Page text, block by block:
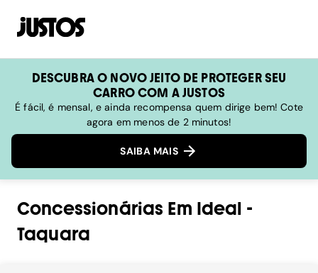
DESCUBRA O NOVO JEITO DE PROTEGER SEU
CARRO COM A JUSTOS
É fácil, é mensal, e ainda recompensa quem dirige bem! Cote
agora em menos de 2 minutos!
SAIBA MAIS
Concessionárias Em Ideal -
Taquara